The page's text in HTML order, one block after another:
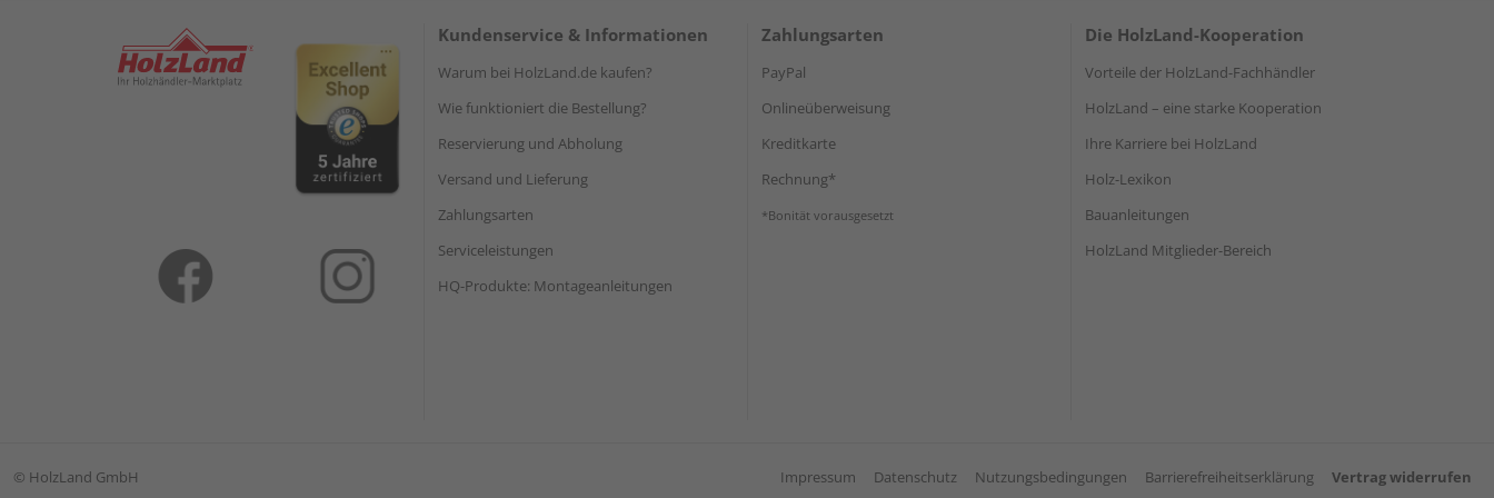
Kundenservice & Informationen
Warum bei HolzLand.de kaufen?
Wie funktioniert die Bestellung?
Reservierung und Abholung
Versand und Lieferung
Zahlungsarten
Serviceleistungen
HQ-Produkte: Montageanleitungen
Zahlungsarten
PayPal
Onlineüberweisung
Kreditkarte
Rechnung*
*Bonität vorausgesetzt
Die HolzLand-Kooperation
Vorteile der HolzLand-Fachhändler
HolzLand – eine starke Kooperation
Ihre Karriere bei HolzLand
Holz-Lexikon
Bauanleitungen
HolzLand Mitglieder-Bereich
© HolzLand GmbH Impressum Datenschutz Nutzungsbedingungen Barrierefreiheitserklärung Vertrag widerrufen